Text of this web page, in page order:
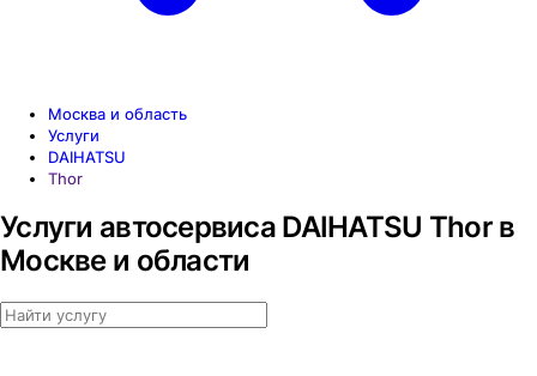
Москва и область
Услуги
DAIHATSU
Thor
Услуги автосервиса DAIHATSU Thor в
Москве и области